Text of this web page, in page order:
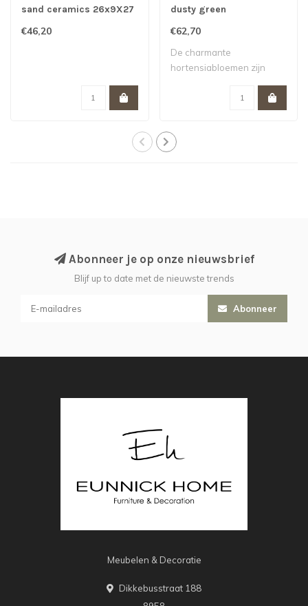
sand ceramics 26x9X27
cm
€46,20
dusty green
€62,70
De charmante
hortensiabloemen zijn
Abonneer je op onze nieuwsbrief
Blijf up to date met de nieuwste trends
Abonneer
Meubelen & Decoratie
Dikkebusstraat 188